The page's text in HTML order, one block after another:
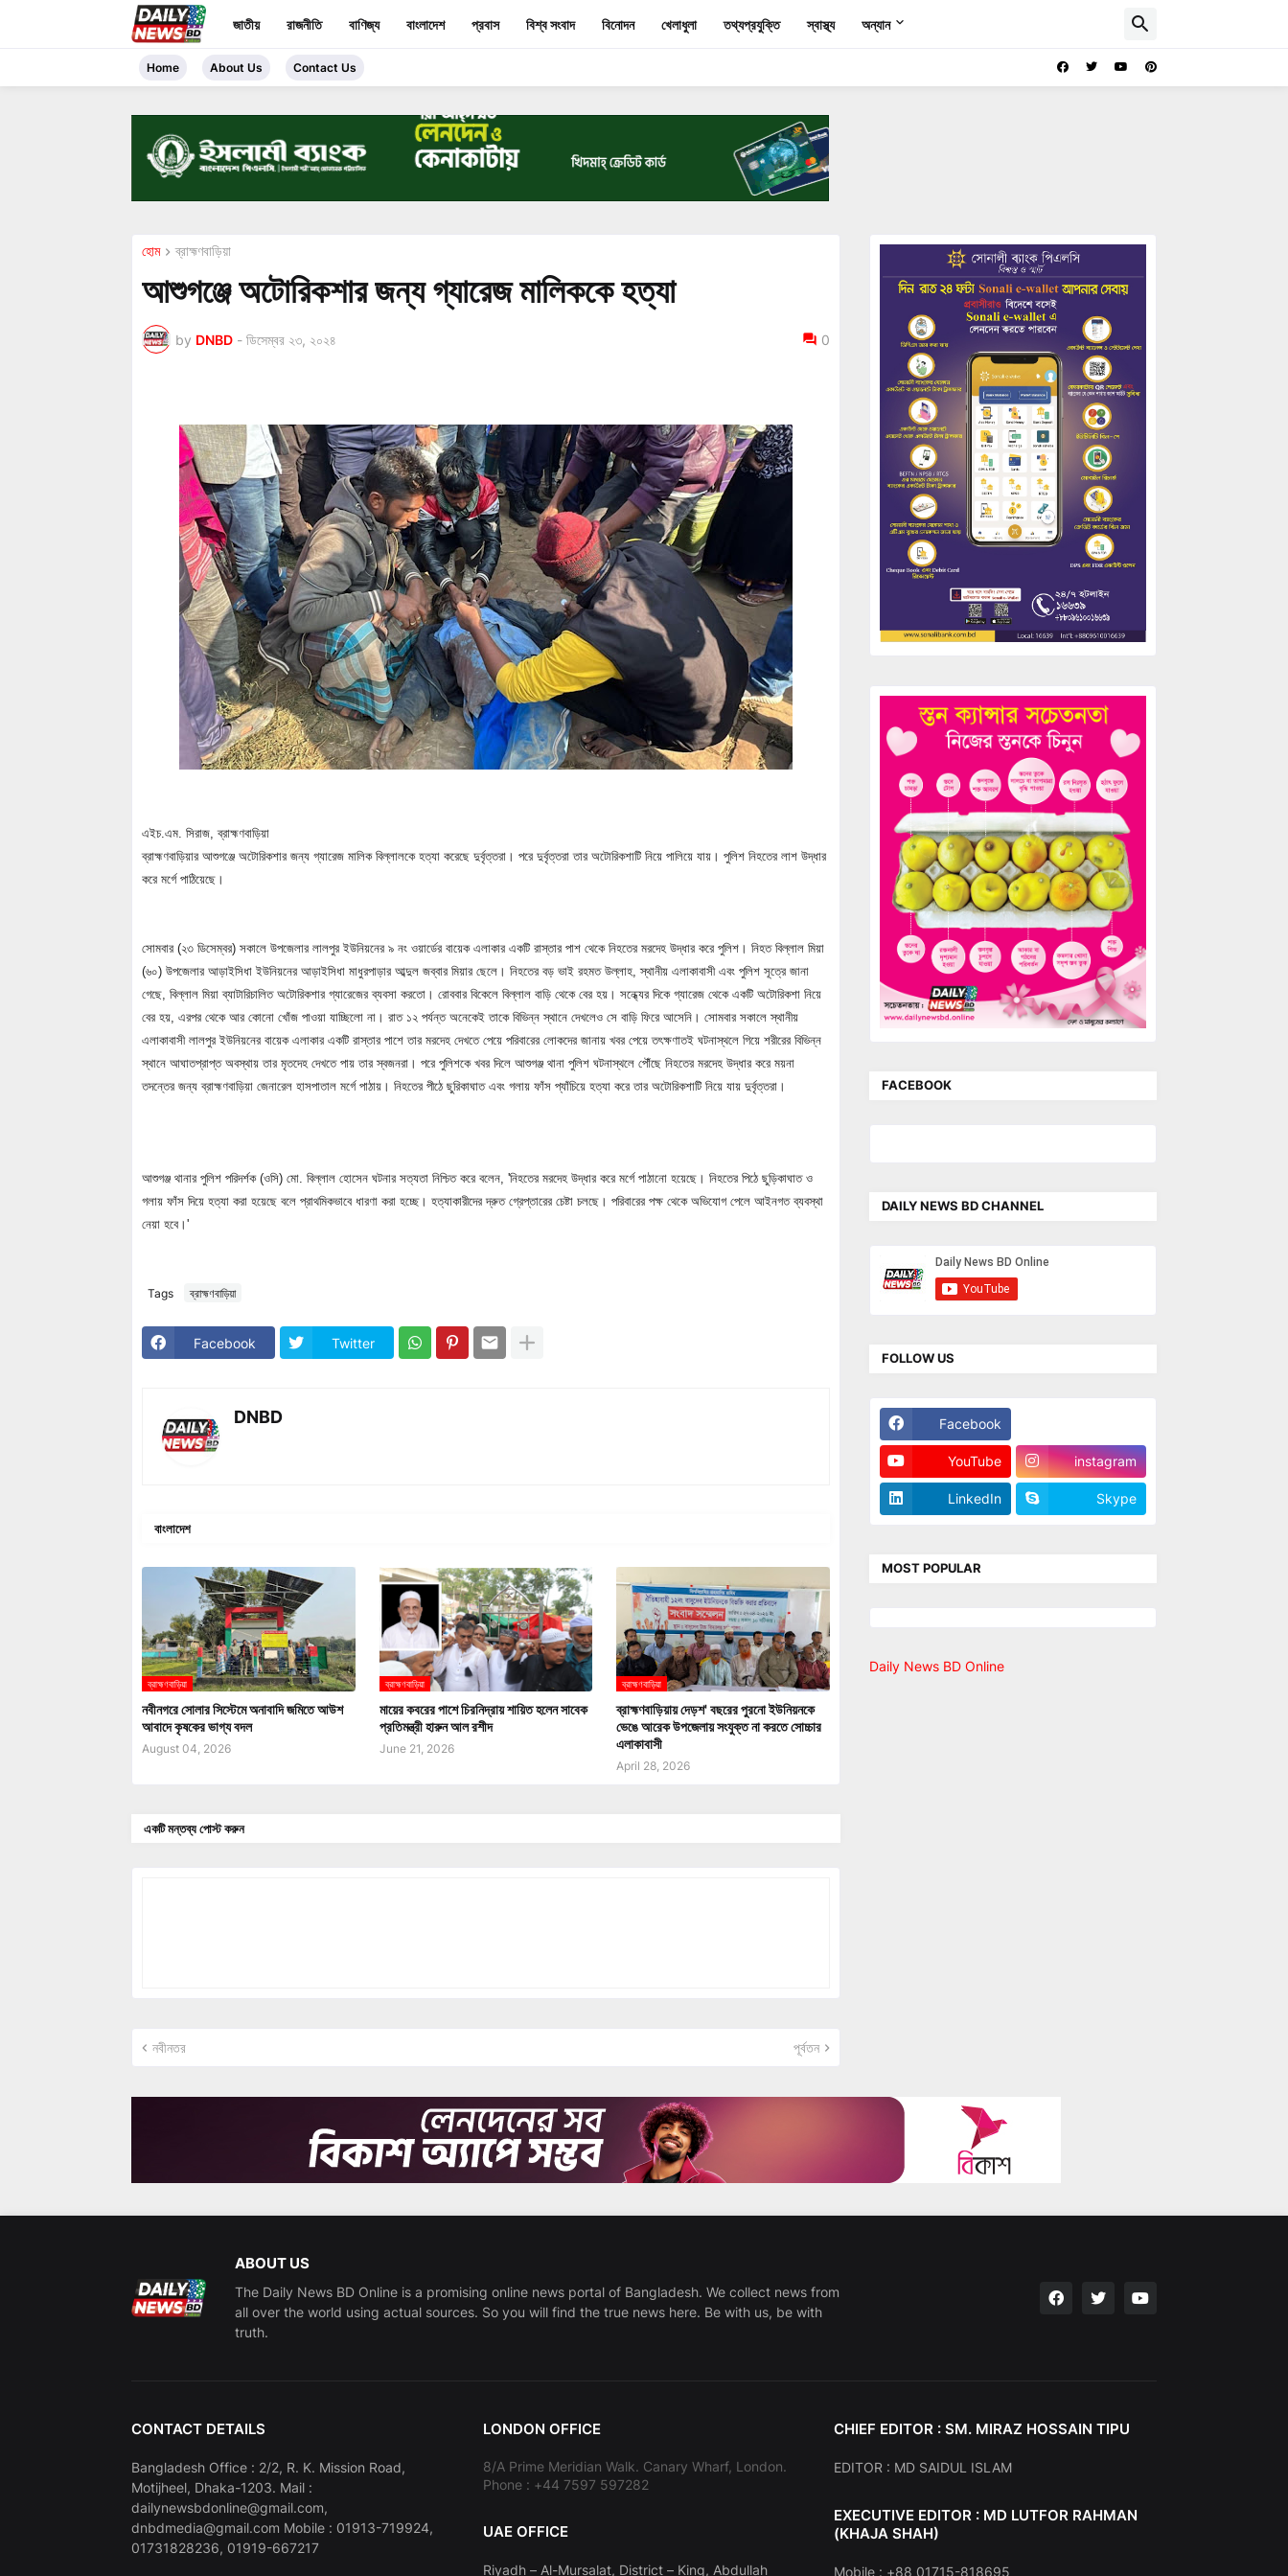
জাতীয় রাজনীতি বাণিজ্য বাংলাদেশ প্রবাস বিশ্ব সংবাদ বিনোদন খেলাধুলা তথ্যপ্রযুক্তি স্বাস্থ্য অন্যান
Home About Us Contact Us
হোম ব্রাহ্মণবাড়িয়া
আশুগঞ্জে অটোরিকশার জন্য গ্যারেজ মালিককে হত্যা
by DNBD - ডিসেম্বর ২৩, ২০২৪ 0
এইচ.এম. সিরাজ, ব্রাহ্মণবাড়িয়া
ব্রাহ্মণবাড়িয়ার আশুগঞ্জে অটোরিকশার জন্য গ্যারেজ মালিক বিল্লালকে হত্যা করেছে দুর্বৃত্তরা। পরে দুর্বৃত্তরা তার অটোরিকশাটি নিয়ে পালিয়ে যায়। পুলিশ নিহতের লাশ উদ্ধার
করে মর্গে পাঠিয়েছে।
সোমবার (২৩ ডিসেম্বর) সকালে উপজেলার লালপুর ইউনিয়নের ৯ নং ওয়ার্ডের বায়েক এলাকার একটি রাস্তার পাশ থেকে নিহতের মরদেহ উদ্ধার করে পুলিশ। নিহত বিল্লাল মিয়া
(৬০) উপজেলার আড়াইসিধা ইউনিয়নের আড়াইসিধা মাধুরপাড়ার আব্দুল জব্বার মিয়ার ছেলে। নিহতের বড় ভাই রহমত উল্লাহ, স্থানীয় এলাকাবাসী এবং পুলিশ সূত্রে জানা
গেছে, বিল্লাল মিয়া ব্যাটারিচালিত অটোরিকশার গ্যারেজের ব্যবসা করতো। রোববার বিকেলে বিল্লাল বাড়ি থেকে বের হয়। সন্ধ্যের দিকে গ্যারেজ থেকে একটি অটোরিকশা নিয়ে
বের হয়, এরপর থেকে আর কোনো খোঁজ পাওয়া যাচ্ছিলো না। রাত ১২ পর্যন্ত অনেকেই তাকে বিভিন্ন স্থানে দেখলেও সে বাড়ি ফিরে আসেনি। সোমবার সকালে স্থানীয়
এলাকাবাসী লালপুর ইউনিয়নের বায়েক এলাকার একটি রাস্তার পাশে তার মরদেহ দেখতে পেয়ে পরিবারের লোকদের জানায় খবর পেয়ে তৎক্ষণাতই ঘটনাস্থলে গিয়ে শরীরের বিভিন্ন
স্থানে আঘাতপ্রাপ্ত অবস্থায় তার মৃতদেহ দেখতে পায় তার স্বজনরা। পরে পুলিশকে খবর দিলে আশুগঞ্জ থানা পুলিশ ঘটনাস্থলে পৌঁছে নিহতের মরদেহ উদ্ধার করে ময়না
তদন্তের জন্য ব্রাহ্মণবাড়িয়া জেনারেল হাসপাতাল মর্গে পাঠায়। নিহতের পীঠে ছুরিকাঘাত এবং গলায় ফাঁস প্যাঁচিয়ে হত্যা করে তার অটোরিকশাটি নিয়ে যায় দুর্বৃত্তরা।
আশুগঞ্জ থানার পুলিশ পরিদর্শক (ওসি) মো. বিল্লাল হোসেন ঘটনার সত্যতা নিশ্চিত করে বলেন, 'নিহতের মরদেহ উদ্ধার করে মর্গে পাঠানো হয়েছে। নিহতের পিঠে ছুড়িকাঘাত ও
গলায় ফাঁস দিয়ে হত্যা করা হয়েছে বলে প্রাথমিকভাবে ধারণা করা হচ্ছে। হত্যাকারীদের দ্রুত গ্রেপ্তারের চেষ্টা চলছে। পরিবারের পক্ষ থেকে অভিযোগ পেলে আইনগত ব্যবস্থা
নেয়া হবে।'
Tags ব্রাহ্মণবাড়িয়া
Facebook Twitter
DNBD
বাংলাদেশ
ব্রাহ্মণবাড়িয়া
নবীনগরে সোলার সিস্টেমে অনাবাদি জমিতে আউশ
আবাদে কৃষকের ভাগ্য বদল
August 04, 2026
ব্রাহ্মণবাড়িয়া
মায়ের কবরের পাশে চিরনিদ্রায় শায়িত হলেন সাবেক
প্রতিমন্ত্রী হারুন আল রশীদ
June 21, 2026
ব্রাহ্মণবাড়িয়া
ব্রাহ্মণবাড়িয়ায় দেড়শ' বছরের পুরনো ইউনিয়নকে
ভেঙে আরেক উপজেলায় সংযুক্ত না করতে সোচ্চার
এলাকাবাসী
April 28, 2026
একটি মন্তব্য পোস্ট করুন
নবীনতর পূর্বতন
FACEBOOK
DAILY NEWS BD CHANNEL
FOLLOW US
Facebook
YouTube instagram
LinkedIn Skype
MOST POPULAR
Daily News BD Online
ABOUT US
The Daily News BD Online is a promising online news portal of Bangladesh. We collect news from
all over the world using actual sources. So you will find the true news here. Be with us, be with
truth.
CONTACT DETAILS
Bangladesh Office : 2/2, R. K. Mission Road,
Motijheel, Dhaka-1203. Mail :
dailynewsbdonline@gmail.com,
dnbdmedia@gmail.com Mobile : 01913-719924,
01731828236, 01919-667217
LONDON OFFICE
8/A Prime Meridian Walk. Canary Wharf, London.
Phone : +44 7597 597282
UAE OFFICE
Riyadh – Al-Mursalat, District – King, Abdullah
CHIEF EDITOR : SM. MIRAZ HOSSAIN TIPU
EDITOR : MD SAIDUL ISLAM
EXECUTIVE EDITOR : MD LUTFOR RAHMAN
(KHAJA SHAH)
Mobile : +88 01715-818695